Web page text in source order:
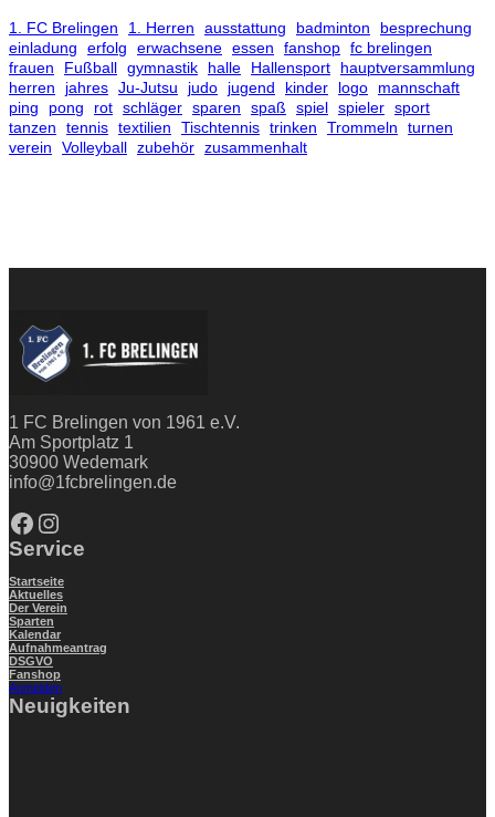
1. FC Brelingen 1. Herren ausstattung badminton
besprechung
einladung
erfolg erwachsene essen fanshop fc brelingen
frauen
Fußball gymnastik halle Hallensport
hauptversammlung
herren
jahres Ju-Jutsu judo jugend kinder logo
mannschaft
ping
pong rot schläger sparen spaß spiel spieler sport
tanzen
tennis textilien Tischtennis trinken Trommeln
turnen
verein
Volleyball zubehör zusammenhalt
1 FC Brelingen von 1961 e.V.
Am Sportplatz 1
30900 Wedemark
info@1fcbrelingen.de
Facebook Instagram
Service
Startseite
Aktuelles
Der Verein
Sparten
Kalendar
Aufnahmeantrag
DSGVO
Fanshop
Anmelden
Neuigkeiten